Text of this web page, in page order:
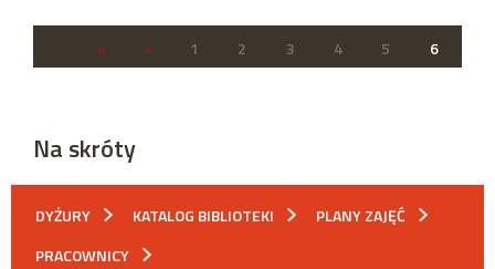
« ‹ 1 2 3 4 5 6
Na skróty
DYŻURY KATALOG BIBLIOTEKI
PLANY ZAJĘĆ
PRACOWNICY